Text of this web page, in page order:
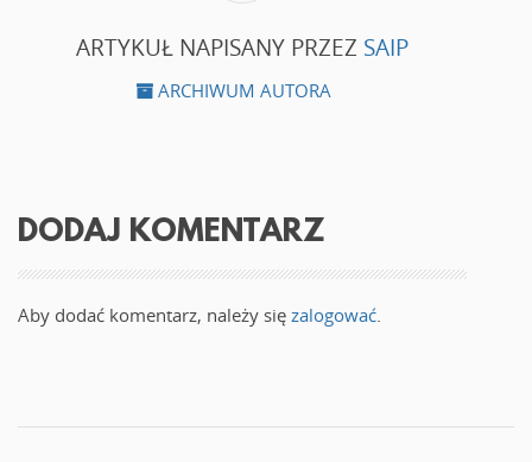
ARTYKUŁ NAPISANY PRZEZ SAIP
ARCHIWUM AUTORA
DODAJ KOMENTARZ
Aby dodać komentarz, należy się zalogować.